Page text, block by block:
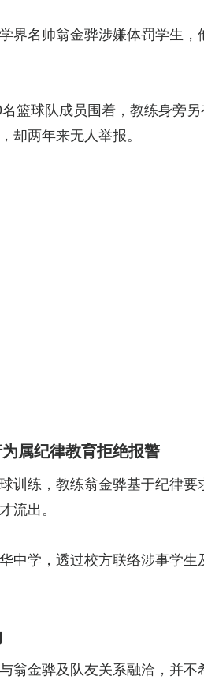
界名帅翁金骅涉嫌体罚学生
篮球队成员围着，教练身旁
却两年来无人举报。
属纪律教育拒绝报警
训练，教练翁金骅基于纪律
流出。
中学，透过校方联络涉事学
金骅及队友关系融洽，并不